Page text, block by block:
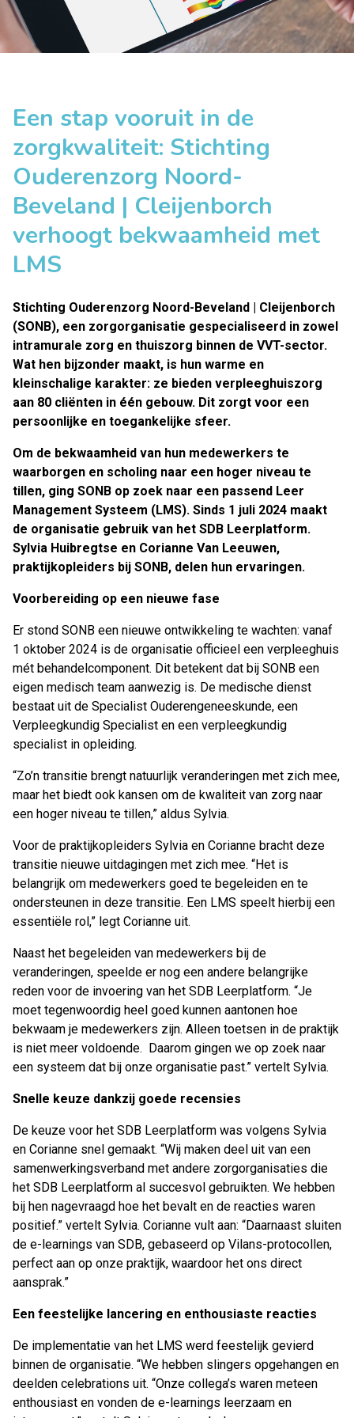
Een stap vooruit in de
zorgkwaliteit: Stichting
Ouderenzorg Noord-
Beveland | Cleijenborch
verhoogt bekwaamheid met
LMS
Stichting Ouderenzorg Noord-Beveland | Cleijenborch
(SONB), een zorgorganisatie gespecialiseerd in zowel
intramurale zorg en thuiszorg binnen de VVT-sector.
Wat hen bijzonder maakt, is hun warme en
kleinschalige karakter: ze bieden verpleeghuiszorg
aan 80 cliënten in één gebouw. Dit zorgt voor een
persoonlijke en toegankelijke sfeer.
Om de bekwaamheid van hun medewerkers te
waarborgen en scholing naar een hoger niveau te
tillen, ging SONB op zoek naar een passend Leer
Management Systeem (LMS). Sinds 1 juli 2024 maakt
de organisatie gebruik van het SDB Leerplatform.
Sylvia Huibregtse en Corianne Van Leeuwen,
praktijkopleiders bij SONB, delen hun ervaringen.
Voorbereiding op een nieuwe fase
Er stond SONB een nieuwe ontwikkeling te wachten: vanaf
1 oktober 2024 is de organisatie officieel een verpleeghuis
mét behandelcomponent. Dit betekent dat bij SONB een
eigen medisch team aanwezig is. De medische dienst
bestaat uit de Specialist Ouderengeneeskunde, een
Verpleegkundig Specialist en een verpleegkundig
specialist in opleiding.
“Zo’n transitie brengt natuurlijk veranderingen met zich mee,
maar het biedt ook kansen om de kwaliteit van zorg naar
een hoger niveau te tillen,” aldus Sylvia.
Voor de praktijkopleiders Sylvia en Corianne bracht deze
transitie nieuwe uitdagingen met zich mee. “Het is
belangrijk om medewerkers goed te begeleiden en te
ondersteunen in deze transitie. Een LMS speelt hierbij een
essentiële rol,” legt Corianne uit.
Naast het begeleiden van medewerkers bij de
veranderingen, speelde er nog een andere belangrijke
reden voor de invoering van het SDB Leerplatform. “Je
moet tegenwoordig heel goed kunnen aantonen hoe
bekwaam je medewerkers zijn. Alleen toetsen in de praktijk
is niet meer voldoende. Daarom gingen we op zoek naar
een systeem dat bij onze organisatie past.” vertelt Sylvia.
Snelle keuze dankzij goede recensies
De keuze voor het SDB Leerplatform was volgens Sylvia
en Corianne snel gemaakt. “Wij maken deel uit van een
samenwerkingsverband met andere zorgorganisaties die
het SDB Leerplatform al succesvol gebruikten. We hebben
bij hen nagevraagd hoe het bevalt en de reacties waren
positief.” vertelt Sylvia. Corianne vult aan: “Daarnaast sluiten
de e-learnings van SDB, gebaseerd op Vilans-protocollen,
perfect aan op onze praktijk, waardoor het ons direct
aansprak.”
Een feestelijke lancering en enthousiaste reacties
De implementatie van het LMS werd feestelijk gevierd
binnen de organisatie. “We hebben slingers opgehangen en
deelden celebrations uit. “Onze collega’s waren meteen
enthousiast en vonden de e-learnings leerzaam en